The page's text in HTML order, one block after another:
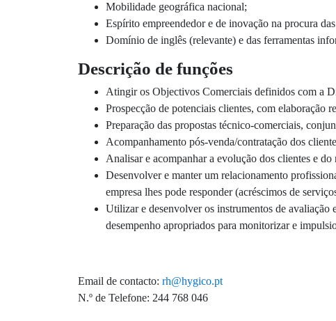
Mobilidade geográfica nacional;
Espírito empreendedor e de inovação na procura
Domínio de inglês (relevante) e das ferramentas
Descrição de funções
Atingir os Objectivos Comerciais definidos com a
Prospecção de potenciais clientes, com elaboração
Preparação das propostas técnico-comerciais,
Acompanhamento pós-venda/contratação dos
Analisar e acompanhar a evolução dos clientes e do
Desenvolver e manter um relacionamento
empresa lhes pode responder (acréscimos de
Utilizar e desenvolver os instrumentos de
desempenho apropriados para monitorizar e
Email de contacto: rh@hygico.pt
N.º de Telefone: 244 768 046